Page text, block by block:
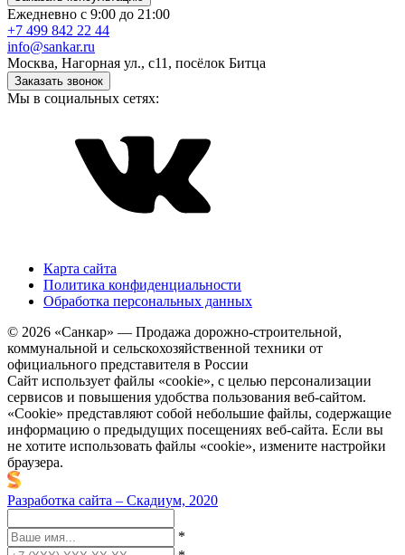
Ежедневно с 9:00 до 21:00
+7 499 842 22 44
info@sankar.ru
Москва, Нагорная ул., с11, посёлок Битца
Заказать звонок
Мы в социальных сетях:
Карта сайта
Политика конфиденциальности
Обработка персональных данных
© 2026 «Санкар» — Продажа дорожно-строительной,
коммунальной и сельскохозяйственной техники от
официального представителя в России
Сайт использует файлы «cookie», с целью персонализации
сервисов и повышения удобства пользования веб-сайтом.
«Cookie» представляют собой небольшие файлы, содержащие
информацию о предыдущих посещениях веб-сайта. Если вы
не хотите использовать файлы «cookie», измените настройки
браузера.
Разработка сайта – Скадиум, 2020
*